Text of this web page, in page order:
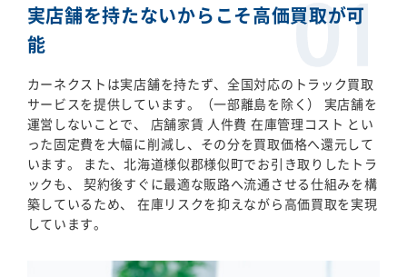
実店舗を持たないからこそ高価買取が可
能
カーネクストは実店舗を持たず、全国対応のトラック買取
サービスを提供しています。（一部離島を除く） 実店舗を
運営しないことで、 店舗家賃 人件費 在庫管理コスト とい
った固定費を大幅に削減し、その分を買取価格へ還元して
います。 また、北海道様似郡様似町でお引き取りしたトラ
ックも、 契約後すぐに最適な販路へ流通させる仕組みを構
築しているため、 在庫リスクを抑えながら高価買取を実現
しています。